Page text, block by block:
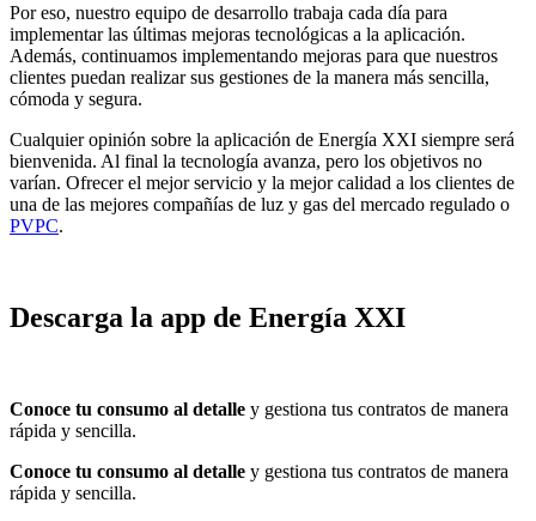
Por eso, nuestro equipo de desarrollo trabaja cada día para
implementar las últimas mejoras tecnológicas a la aplicación.
Además, continuamos implementando mejoras para que nuestros
clientes puedan realizar sus gestiones de la manera más sencilla,
cómoda y segura.
Cualquier opinión sobre la aplicación de Energía XXI siempre será
bienvenida. Al final la tecnología avanza, pero los objetivos no
varían. Ofrecer el mejor servicio y la mejor calidad a los clientes de
una de las mejores compañías de luz y gas del mercado regulado o
PVPC.
Descarga la app de Energía XXI
Conoce tu consumo al detalle y gestiona tus contratos de manera
rápida y sencilla.
Conoce tu consumo al detalle y gestiona tus contratos de manera
rápida y sencilla.